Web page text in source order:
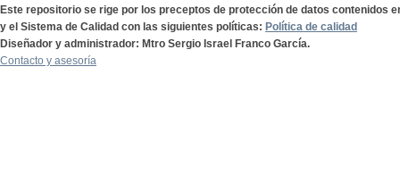
Este repositorio se rige por los preceptos de protección de datos contenidos
y el Sistema de Calidad con las siguientes políticas: Política de calidad
Diseñador y administrador: Mtro Sergio Israel Franco García.
Contacto y asesoría